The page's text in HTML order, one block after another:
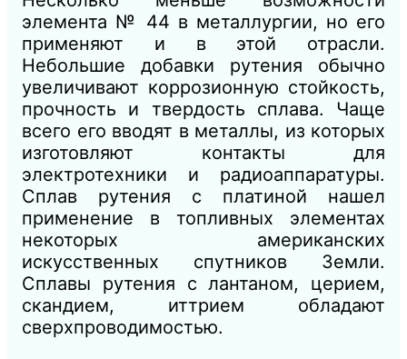
элемента № 44 в металлургии, но его
применяют и в этой отрасли.
Небольшие добавки рутения обычно
увеличивают коррозионную стойкость,
прочность и твердость сплава. Чаще
всего его вводят в металлы, из которых
изготовляют контакты для
электротехники и радиоаппаратуры.
Сплав рутения с платиной нашел
применение в топливных элементах
некоторых американских
искусственных спутников Земли.
Сплавы рутения с лантаном, церием,
скандием, иттрием обладают
сверхпроводимостью.